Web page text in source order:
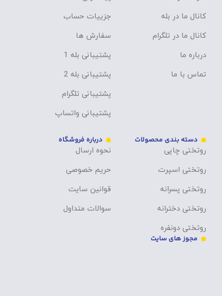
کانال ما در بله
کانال ما در تلگرام
درباره ما
تماس با ما
جزییات حساب
سفارش ها
پشتیبانی بله 1
پشتیبانی بله 2
پشتیبانی تلگرام
پشتیبانی واتساپ
دسته بندی محصولات
روتختی چاپی
روتختی اسپرت
روتختی پسرانه
روتختی دخترانه
روتختی دونفره
درباره فروشگاه
نحوه ارسال
حریم خصوصی
قوانین سایت
سوالات متداول
مجوز های سایت